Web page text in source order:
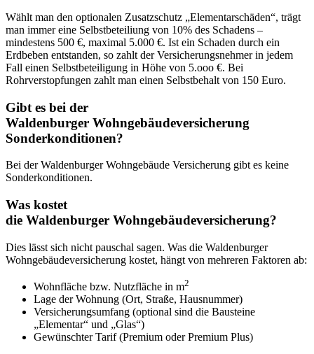
Wählt man den optionalen Zusatzschutz „Elementarschäden“, trägt
man immer eine Selbstbeteiliung von 10% des Schadens –
mindestens 500 €, maximal 5.000 €. Ist ein Schaden durch ein
Erdbeben entstanden, so zahlt der Versicherungsnehmer in jedem
Fall einen Selbstbeteiligung in Höhe von 5.ooo €. Bei
Rohrverstopfungen zahlt man einen Selbstbehalt von 150 Euro.
Gibt es bei der
Waldenburger Wohngebäudeversicherung
Sonderkonditionen?
Bei der Waldenburger Wohngebäude Versicherung gibt es keine
Sonderkonditionen.
Was kostet
die Waldenburger Wohngebäudeversicherung?
Dies lässt sich nicht pauschal sagen. Was die Waldenburger
Wohngebäudeversicherung kostet, hängt von mehreren Faktoren ab:
Wohnfläche bzw. Nutzfläche in m2
Lage der Wohnung (Ort, Straße, Hausnummer)
Versicherungsumfang (optional sind die Bausteine
„Elementar“ und „Glas“)
Gewünschter Tarif (Premium oder Premium Plus)